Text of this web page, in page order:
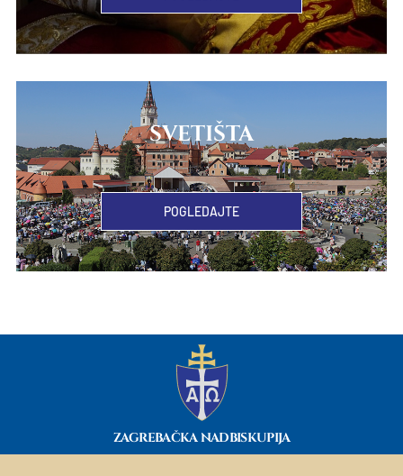
SVETIŠTA
POGLEDAJTE
ZAGREBAČKA NADBISKUPIJA